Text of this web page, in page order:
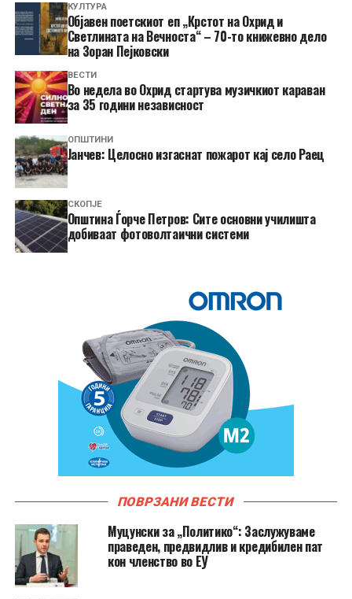
КУЛТУРА
Објавен поетскиот еп „Крстот на Охрид и
Светлината на Вечноста“ – 70-то книжевно дело
на Зоран Пејковски
ВЕСТИ
Во недела во Охрид стартува музичкиот караван
за 35 години независност
ОПШТИНИ
Јанчев: Целосно изгаснат пожарот кај село Раец
СКОПЈЕ
Општина Ѓорче Петров: Сите основни училишта
добиваат фотоволтаични системи
ПОВРЗАНИ ВЕСТИ
Муцунски за „Политико“: Заслужуваме
праведен, предвидлив и кредибилен пат
кон членство во ЕУ